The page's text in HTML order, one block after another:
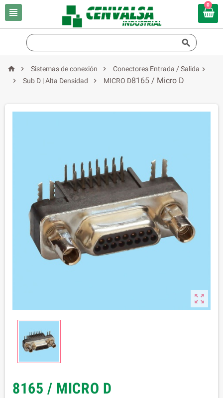

0

  Sistemas de conexión 
Conectores Entrada / Salida

Sub D | Alta Densidad  MICRO D

8165 / Micro D

8165 / MICRO D